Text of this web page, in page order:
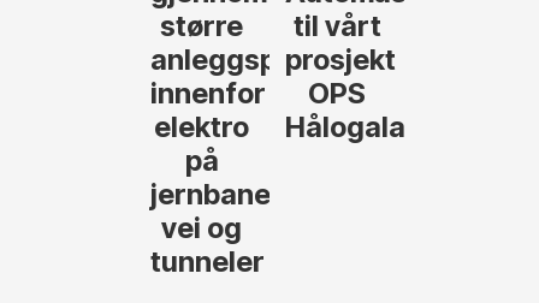
større
anleggsprosjekter
innenfor
elektro
på
jernbane,
vei og
tunneler
til vårt
prosjekt
OPS